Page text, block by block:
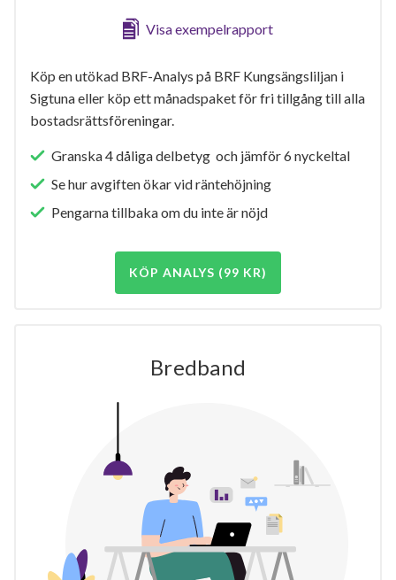
Visa exempelrapport
Köp en utökad BRF-Analys på BRF Kungsängsliljan i
Sigtuna eller köp ett månadspaket för fri tillgång till alla
bostadsrättsföreningar.
Granska 4 dåliga delbetyg och jämför 6 nyckeltal
Se hur avgiften ökar vid räntehöjning
Pengarna tillbaka om du inte är nöjd
KÖP ANALYS (99 KR)
Bredband